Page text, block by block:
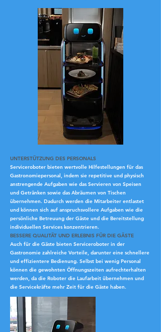
UNTERSTÜTZUNG DES PERSONALS
Serviceroboter bieten wertvolle Hilfestellungen für das
Gastronomiepersonal, indem sie repetitive und physisch
anstrengende Aufgaben wie das Servieren von Speisen
und Getränken sowie das Abräumen von Tischen
übernehmen. Dadurch werden die Mitarbeiter entlastet
und können sich auf anspruchsvollere Aufgaben wie die
persönliche Betreuung der Gäste und die Bereitstellung
individuellen Services konzentrieren.
BESSERE QUALITÄT UND ERLEBNIS FÜR DIE GÄSTE
Auch für die Gäste bieten Serviceroboter in der
Gastronomie zahlreiche Vorteile, darunter eine schnellere
und effizientere Bedienung. Selbst bei wenig Personal
können die gewohnten Öffnungszeiten aufrechterhalten
werden, da die Roboter die Laufarbeit übernehmen und
die Servicekräfte mehr Zeit für die Gäste haben.